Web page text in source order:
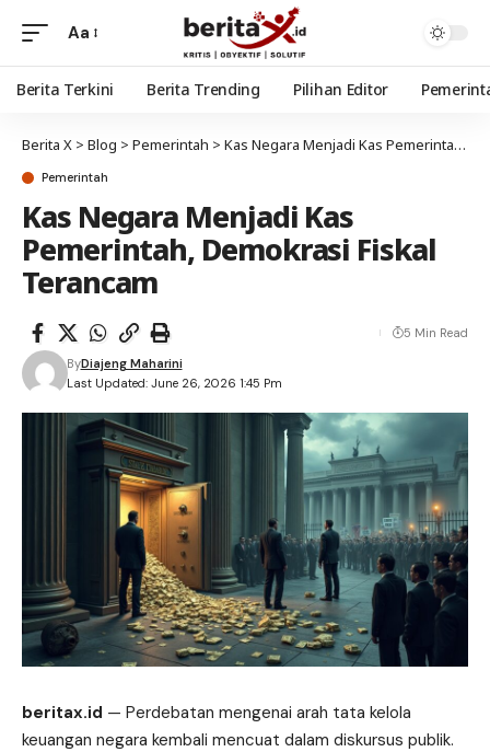
Aa
Berita Terkini Berita Trending Pilihan Editor
Berita X > Blog > Pemerintah > Kas Negara Menjadi Kas Pemerintah, Demokrasi Fiskal Terancam
Pemerintah
Kas Negara Menjadi Kas
Pemerintah, Demokrasi Fiskal
Terancam
Last Updated: June 26, 2026 1:45 Pm
ByDiajeng Maharini
5 Min Read
beritax.id — Perdebatan mengenai arah tata kelola
keuangan negara kembali mencuat dalam diskursus publik.